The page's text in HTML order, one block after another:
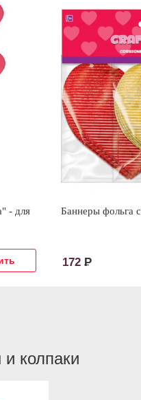
- для
Баннеры фольга
172 Р
колпаки